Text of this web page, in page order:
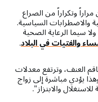
وتكراراً من الصراع
والاضطرابات السياسية.
سيما الرعاية الصحية
والفتيات في البلاد.
العنف، وترتفع معدلات
يؤدي مباشرة إلى زواج
والابتزاز".